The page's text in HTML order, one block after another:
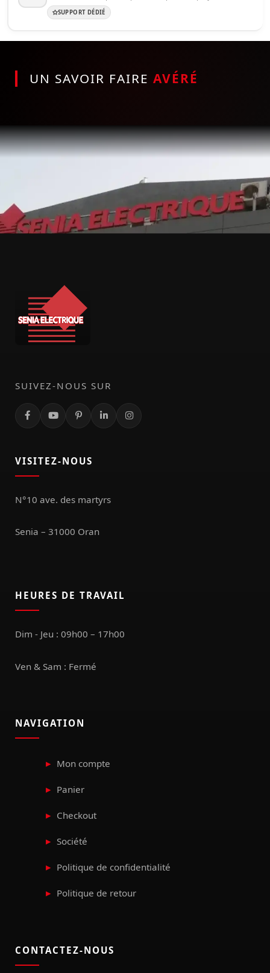
SUPPORT DÉDIÉ
UN SAVOIR FAIRE AVÉRÉ
SUIVEZ-NOUS SUR
VISITEZ-NOUS
N°10 ave. des martyrs
Senia – 31000 Oran
HEURES DE TRAVAIL
Dim - Jeu : 09h00 – 17h00
Ven & Sam : Fermé
NAVIGATION
Mon compte
Panier
Checkout
Société
Politique de confidentialité
Politique de retour
CONTACTEZ-NOUS